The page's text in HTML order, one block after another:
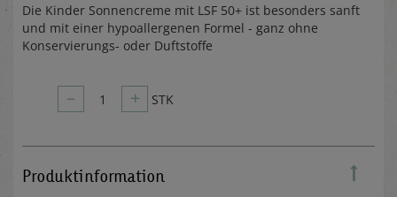
Die Kinder Sonnencreme mit LSF 50+ ist besonders sanft
und mit einer hypoallergenen Formel - ganz ohne
Konservierungs- oder Duftstoffe
– 1 + STK
Produktinformation